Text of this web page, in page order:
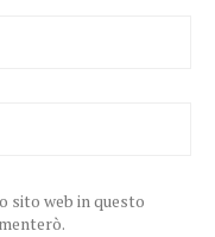
sito web in questo